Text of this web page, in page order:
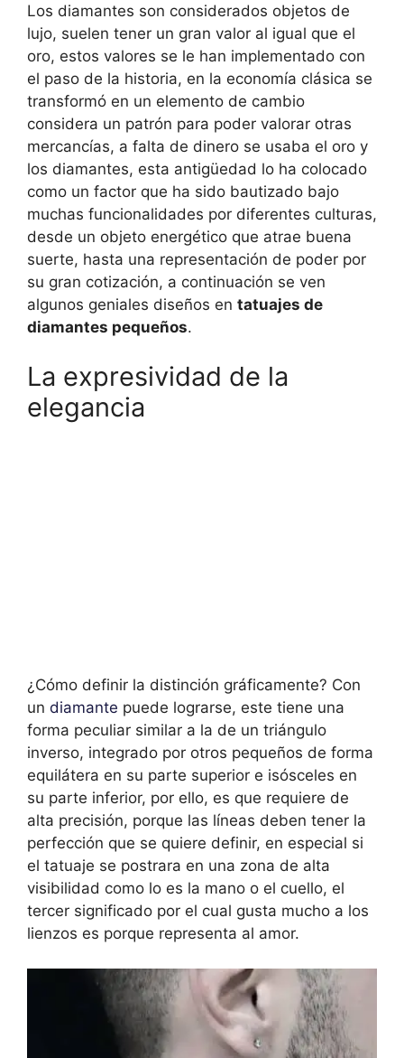
Los diamantes son considerados objetos de
lujo, suelen tener un gran valor al igual que el
oro, estos valores se le han implementado con
el paso de la historia, en la economía clásica se
transformó en un elemento de cambio
considera un patrón para poder valorar otras
mercancías, a falta de dinero se usaba el oro y
los diamantes, esta antigüedad lo ha colocado
como un factor que ha sido bautizado bajo
muchas funcionalidades por diferentes culturas,
desde un objeto energético que atrae buena
suerte, hasta una representación de poder por
su gran cotización, a continuación se ven
algunos geniales diseños en tatuajes de
diamantes pequeños.
La expresividad de la
elegancia
¿Cómo definir la distinción gráficamente? Con
un diamante puede lograrse, este tiene una
forma peculiar similar a la de un triángulo
inverso, integrado por otros pequeños de forma
equilátera en su parte superior e isósceles en
su parte inferior, por ello, es que requiere de
alta precisión, porque las líneas deben tener la
perfección que se quiere definir, en especial si
el tatuaje se postrara en una zona de alta
visibilidad como lo es la mano o el cuello, el
tercer significado por el cual gusta mucho a los
lienzos es porque representa al amor.